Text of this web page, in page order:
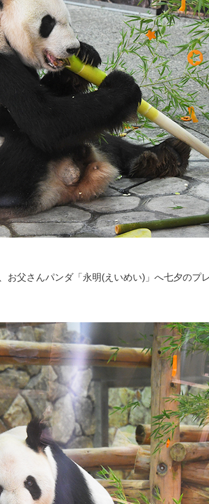
お父さんパンダ「永明(えいめい)」へ七夕のプ